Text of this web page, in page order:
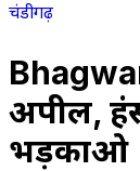
चंडीगढ़
अपील,
भड़काओ